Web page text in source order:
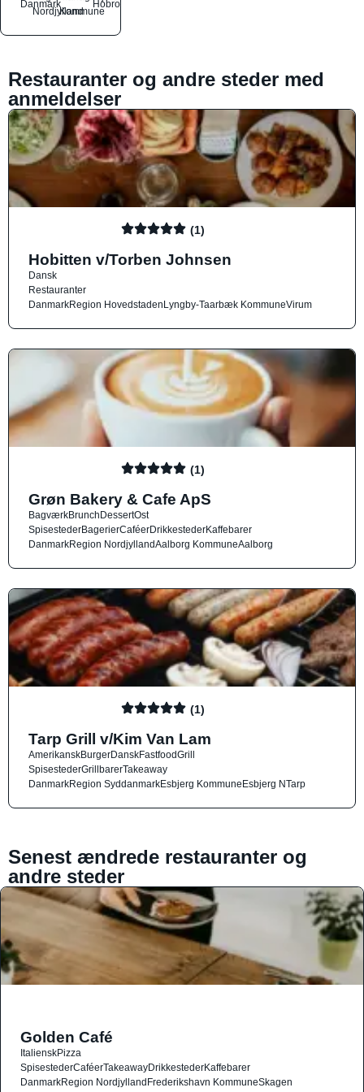
Danmark
Nordjylland
Kommune
Hobro
Restauranter og andre steder med
anmeldelser
(1)
Hobitten v/Torben Johnsen
Dansk
Restauranter
DanmarkRegion HovedstadenLyngby-Taarbæk KommuneVirum
(1)
Grøn Bakery & Cafe ApS
BagværkBrunchDessertOst
SpisestederBagerierCaféerDrikkestederKaffebarer
DanmarkRegion NordjyllandAalborg KommuneAalborg
(1)
Tarp Grill v/Kim Van Lam
AmerikanskBurgerDanskFastfoodGrill
SpisestederGrillbarerTakeaway
DanmarkRegion SyddanmarkEsbjerg KommuneEsbjerg NTarp
Senest ændrede restauranter og
andre steder
Golden Café
ItalienskPizza
SpisestederCaféerTakeawayDrikkestederKaffebarer
DanmarkRegion NordjyllandFrederikshavn KommuneSkagen